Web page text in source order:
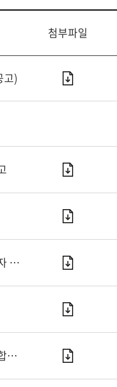
첨부파일
고)
2026년 (재)보령축제관광재단 머드사업국 생산보조 기간제 채용 최종 합격자 공고
2026년 (재)보령축제관광재단 머드사업국 생산보조 기간제 채용 서류전형 합격자 공고